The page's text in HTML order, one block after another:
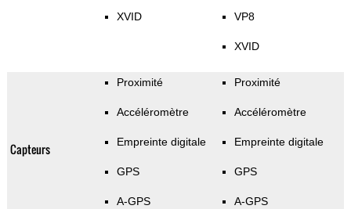
XVID VP8
XVID
Capteurs
Proximité
Accéléromètre
Empreinte digitale
GPS
A-GPS
Proximité
Accéléromètre
Empreinte digitale
GPS
A-GPS